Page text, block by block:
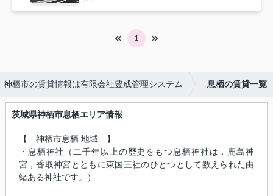
1
神栖市の賃貸情報は有限会社豊成管理システム 息栖の賃貸一覧
茨城県神栖市息栖エリア情報
【 神栖市息栖 地域 】
・息栖神社（二千年以上の歴史をもつ息栖神社は，鹿島神
宮，香取神宮とともに東国三社のひとつとして数えられた由
緒ある神社です。）